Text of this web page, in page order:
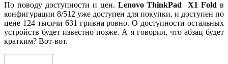
По поводу доступности и цен. Lenovo ThinkPad X1 Fold в
конфигурации 8/512 уже доступен для покупки, и доступен по
цене 124 тысячи 631 гривна ровно. О доступности остальных
устройств будет известно позже. А я говорил, что абзац будет
кратким? Вот-вот.